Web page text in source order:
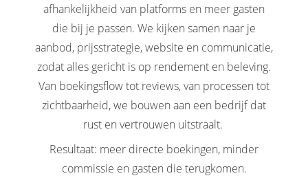
afhankelijkheid van platforms en meer gasten
die bij je passen. We kijken samen naar je
aanbod, prijsstrategie, website en communicatie,
zodat alles gericht is op rendement en beleving.
Van boekingsflow tot reviews, van processen tot
zichtbaarheid, we bouwen aan een bedrijf dat
rust en vertrouwen uitstraalt.
Resultaat: meer directe boekingen, minder
commissie en gasten die terugkomen.